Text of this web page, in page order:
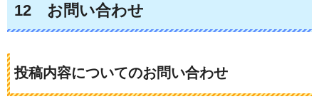
12 お問い合わせ
投稿内容についてのお問い合わせ